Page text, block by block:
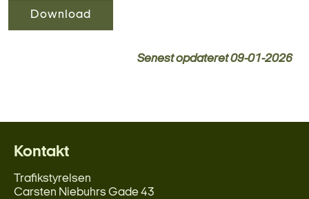
Download
Senest opdateret09-01-2026
Kontakt
Trafikstyrelsen
Carsten Niebuhrs Gade 43